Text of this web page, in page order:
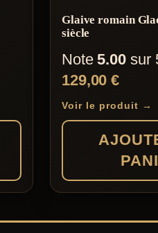
Glaive romain
siècle
Note5.00 sur
129,00€
Voir le produit →